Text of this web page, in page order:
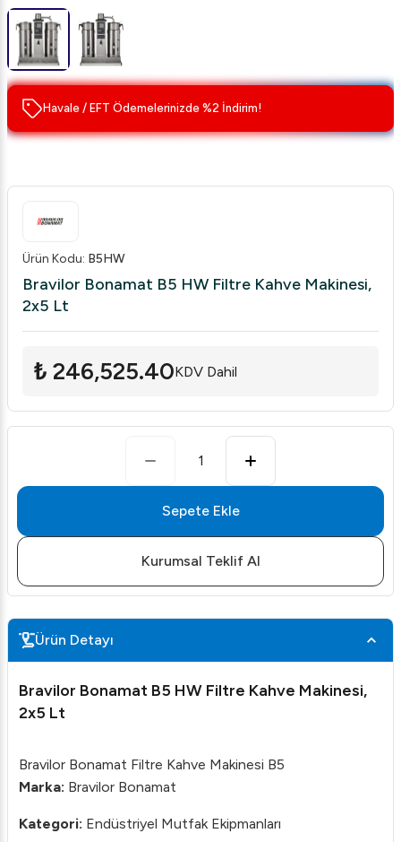
Havale / EFT Ödemelerinizde %2 İndirim!
Ürün Kodu: B5HW
Bravilor Bonamat B5 HW Filtre Kahve Makinesi,
2x5 Lt
₺ 246,525.40KDV Dahil
1
Sepete Ekle
Kurumsal Teklif Al
Ürün Detayı
Bravilor Bonamat B5 HW Filtre Kahve Makinesi,
2x5 Lt
Bravilor Bonamat Filtre Kahve Makinesi B5
Marka: Bravilor Bonamat
Kategori: Endüstriyel Mutfak Ekipmanları